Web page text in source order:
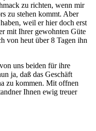
zu richten, wenn mir
zu stehen kommt. Aber
weil er hier doch erst
mit Ihrer gewohnten Güte
von heut über 8 Tagen ihn
uns beiden für ihre
ja, daß das Geschäft
zu kommen. Mit offnen
Ihnen ewig treuer